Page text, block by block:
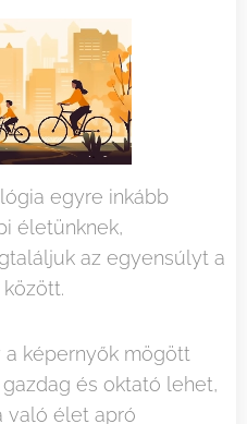
egyre inkább
életünknek,
az egyensúlyt a
a képernyők mögött
és oktató lehet,
való élet apró